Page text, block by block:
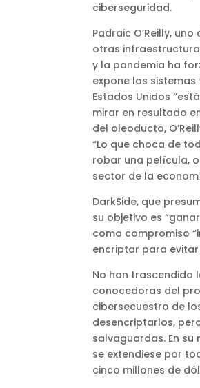
ciberseguridad.
Padraic O’Reilly,
otras
y la pandemia ha
expone los
Estados Unidos
mirar en resultado
del oleoducto,
“Lo que choca de
robar una película,
sector de la
DarkSide, que
su objetivo es
como compromiso
encriptar para
No han trascendido
conocedoras del
cibersecuestro de
desencriptarlos,
salvaguardas. En
se extendiese por
cinco millones de